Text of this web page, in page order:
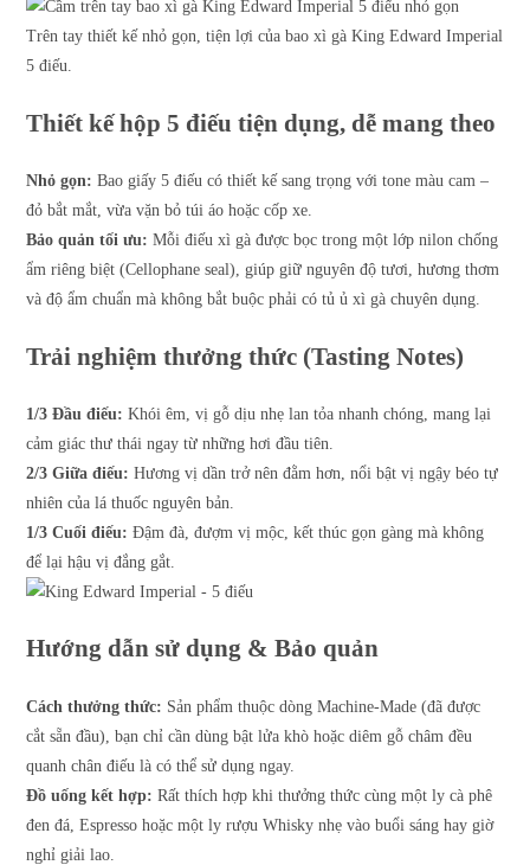
Trên tay thiết kế nhỏ gọn, tiện lợi của bao xì gà King Edward Imperial
5 điếu.
Thiết kế hộp 5 điếu tiện dụng, dễ mang theo
Nhỏ gọn: Bao giấy 5 điếu có thiết kế sang trọng với tone màu cam –
đỏ bắt mắt, vừa vặn bỏ túi áo hoặc cốp xe.
Bảo quản tối ưu: Mỗi điếu xì gà được bọc trong một lớp nilon chống
ẩm riêng biệt (Cellophane seal), giúp giữ nguyên độ tươi, hương thơm
và độ ẩm chuẩn mà không bắt buộc phải có tủ ủ xì gà chuyên dụng.
Trải nghiệm thưởng thức (Tasting Notes)
1/3 Đầu điếu: Khói êm, vị gỗ dịu nhẹ lan tỏa nhanh chóng, mang lại
cảm giác thư thái ngay từ những hơi đầu tiên.
2/3 Giữa điếu: Hương vị dần trở nên đằm hơn, nổi bật vị ngậy béo tự
nhiên của lá thuốc nguyên bản.
1/3 Cuối điếu: Đậm đà, đượm vị mộc, kết thúc gọn gàng mà không
để lại hậu vị đắng gắt.
Hướng dẫn sử dụng & Bảo quản
Cách thưởng thức: Sản phẩm thuộc dòng Machine-Made (đã được
cắt sẵn đầu), bạn chỉ cần dùng bật lửa khò hoặc diêm gỗ châm đều
quanh chân điếu là có thể sử dụng ngay.
Đồ uống kết hợp: Rất thích hợp khi thưởng thức cùng một ly cà phê
đen đá, Espresso hoặc một ly rượu Whisky nhẹ vào buổi sáng hay giờ
nghỉ giải lao.